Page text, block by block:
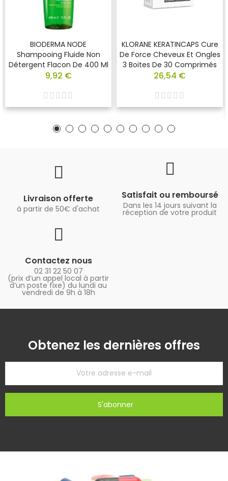
BIODERMA NODE
Shampooing Fluide Non
Détergent Flacon De 400 Ml
9,92 €
KLORANE KERATINCAPS Cure
De Force Cheveux Et Ongles
3 Boites De 30 Comprimés
26,54 €
Livraison offerte
à partir de 50€ d'achat
Satisfait ou remboursé
Dans les 14 jours suivant la
réception de votre produit
Contactez nous
02 31 22 50 07
(prix d’un appel local à partir
d’un poste fixe) du lundi au
vendredi de 9h à 18h
Obtenez les dernières offres
S'abonner